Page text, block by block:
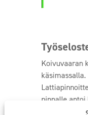
Koivuvaaran
pinnalle antoi